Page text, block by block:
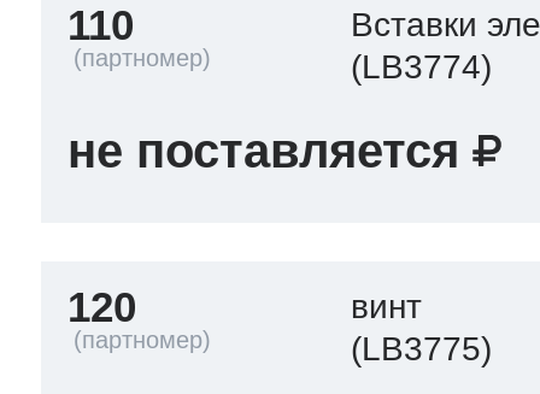
110
Вставки
(LB3774)
не поставляется
120
винт
(LB3775)